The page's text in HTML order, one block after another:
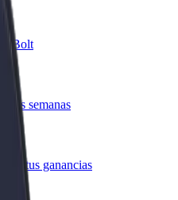
Bolt
las semanas
tus ganancias